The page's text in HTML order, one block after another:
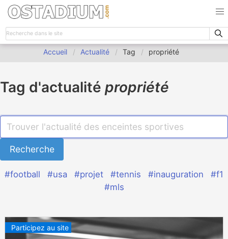
Accueil Actualité Tag propriété
Tag d'actualité propriété
#football #usa #projet #tennis #inauguration
#f1
#mls
Participez au site